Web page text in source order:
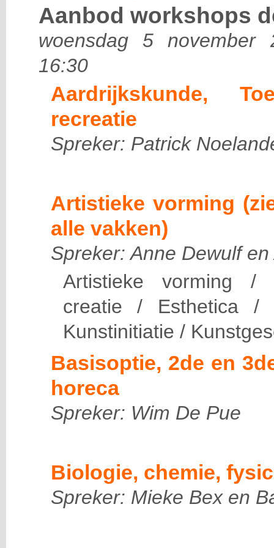
Aanbod workshops
woensdag 5
16:30
Aardrijkskunde,
recreatie
Spreker: Patrick
Artistieke vorming
alle vakken)
Spreker: Anne Dewulf
Artistieke vorming /
creatie / Esthetica /
Kunstinitiatie /
Basisoptie, 2de en
horeca
Spreker: Wim De Pue
Biologie, chemie,
Spreker: Mieke Bex en